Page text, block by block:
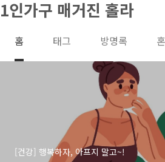
본문 바로가기
1인가구 매거진 홀라
홈 태그 방명록
[건강] 행복하자, 아프지 말고~!